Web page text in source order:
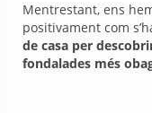
Mentrestant, ens
positivament com
de casa per
fondalades més